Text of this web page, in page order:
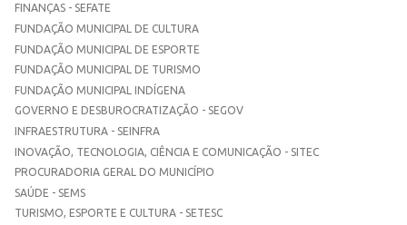
FINANÇAS - SEFATE
FUNDAÇÃO MUNICIPAL DE CULTURA
FUNDAÇÃO MUNICIPAL DE ESPORTE
FUNDAÇÃO MUNICIPAL DE TURISMO
FUNDAÇÃO MUNICIPAL INDÍGENA
GOVERNO E DESBUROCRATIZAÇÃO - SEGOV
INFRAESTRUTURA - SEINFRA
INOVAÇÃO, TECNOLOGIA, CIÊNCIA E COMUNICAÇÃO - SITEC
PROCURADORIA GERAL DO MUNICÍPIO
SAÚDE - SEMS
TURISMO, ESPORTE E CULTURA - SETESC